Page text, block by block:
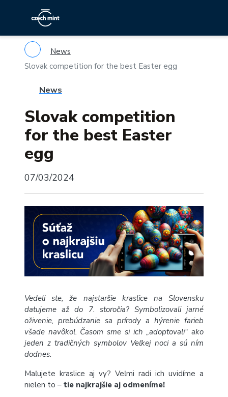
News
Slovak competition for the best Easter egg
News
Slovak competition
for the best Easter
egg
07/03/2024
Vedeli ste, že najstaršie kraslice na Slovensku
datujeme až do 7. storočia? Symbolizovali jarné
oživenie, prebúdzanie sa prírody a hýrenie farieb
všade navôkol. Časom sme si ich „adoptovali“ ako
jeden z tradičných symbolov Veľkej noci a sú ním
dodnes.
Maľujete kraslice aj vy? Veľmi radi ich uvidíme a
nielen to – tie najkrajšie aj odmeníme!